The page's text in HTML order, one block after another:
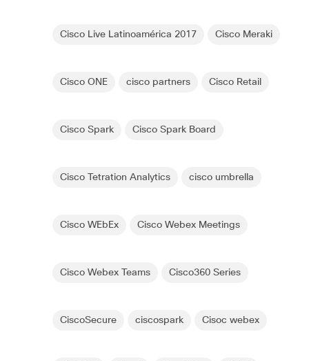
Cisco Live Latinoamérica 2017 Cisco Meraki
Cisco ONE cisco partners Cisco Retail
Cisco Spark Cisco Spark Board
Cisco Tetration Analytics cisco umbrella
Cisco WEbEx Cisco Webex Meetings
Cisco Webex Teams Cisco360 Series
CiscoSecure ciscospark Cisoc webex